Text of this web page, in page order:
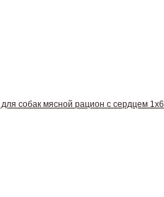
собак мясной рацион с сердцем 1x6